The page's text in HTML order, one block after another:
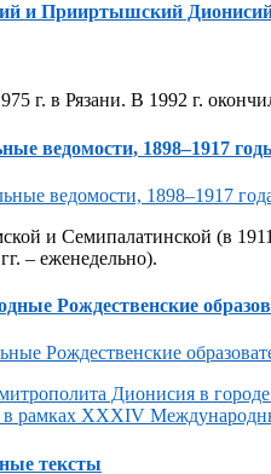
и Прииртышский
г. в Рязани. В 1992 г.
ведомости, 1898–1917
и Семипалатинской (в
– еженедельно).
Рождественские
Дионисия в
рамках XXXIV
тексты